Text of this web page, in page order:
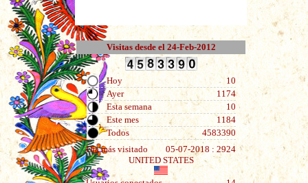
Visitas desde el 24-Feb-2012
Hoy
10
Ayer
1174
Esta semana
10
Este mes
1184
Todos
4583390
Día más visitado
05-07-2018 : 2924
UNITED STATES